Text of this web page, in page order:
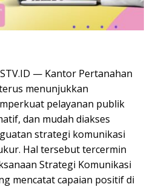
— Kantor Pertanahan
menunjukkan
pelayanan publik
dan mudah diakses
strategi komunikasi
Hal tersebut tercermin
Strategi Komunikasi
mencatat capaian positif di